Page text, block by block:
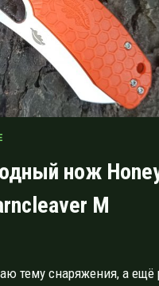
нож
M
тему снаряжения, а ещё